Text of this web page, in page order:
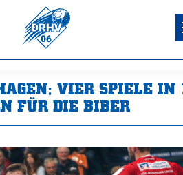
VIER SPIELE IN
FÜR DIE BIBER